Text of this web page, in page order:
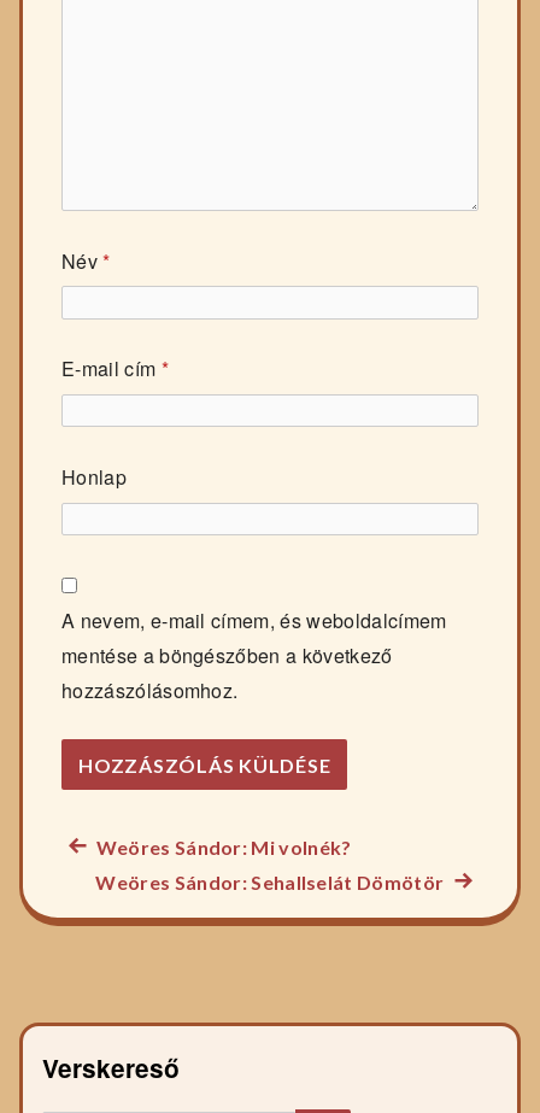
Név*
E-mail cím *
Honlap
A nevem, e-mail címem, és weboldalcímem
mentése a böngészőben a következő
hozzászólásomhoz.
Bejegyzés
navigáció
Előző
főzelék
recept:
Weöres Sándor: Mi volnék?
Weöres Sándor: Sehallselát Dömötör
főzelék
Verskereső